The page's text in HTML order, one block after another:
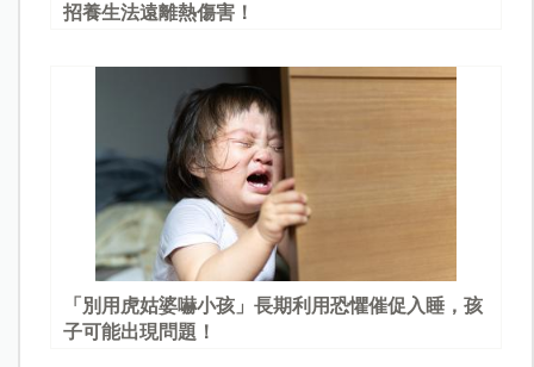
招養生法遠離熱傷害！
「別用虎姑婆嚇小孩」長期利用恐懼催促入睡，孩
子可能出現問題！